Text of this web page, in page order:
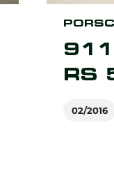
RS
02/2016